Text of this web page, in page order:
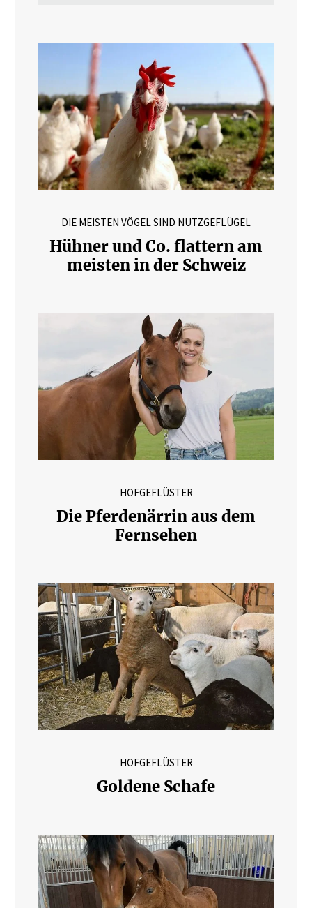
DIE MEISTEN VÖGEL SIND NUTZGEFLÜGEL
Hühner und Co. flattern am
meisten in der Schweiz
HOFGEFLÜSTER
Die Pferdenärrin aus dem
Fernsehen
HOFGEFLÜSTER
Goldene Schafe